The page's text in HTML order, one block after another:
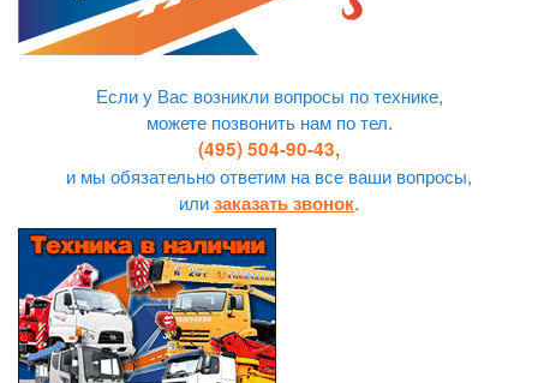
Если у Вас возникли вопросы по технике,
можете позвонить нам по тел.
(495) 504-90-43,
и мы обязательно ответим на все ваши вопросы,
илизаказать звонок.